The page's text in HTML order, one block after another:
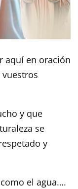
aquí en oración
y que
se
y
el agua….